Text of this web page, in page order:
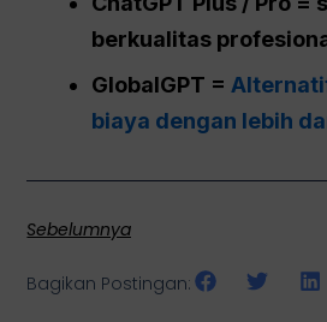
berkualitas
GlobalGPT =
biaya dengan lebih
Sebelumnya
Bagikan Postingan: